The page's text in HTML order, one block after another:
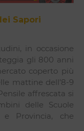
Sapori
in occasione
gli 800 anni
coperto più
mattine dell’8-9
affrescata si
delle Scuole
Provincia, che